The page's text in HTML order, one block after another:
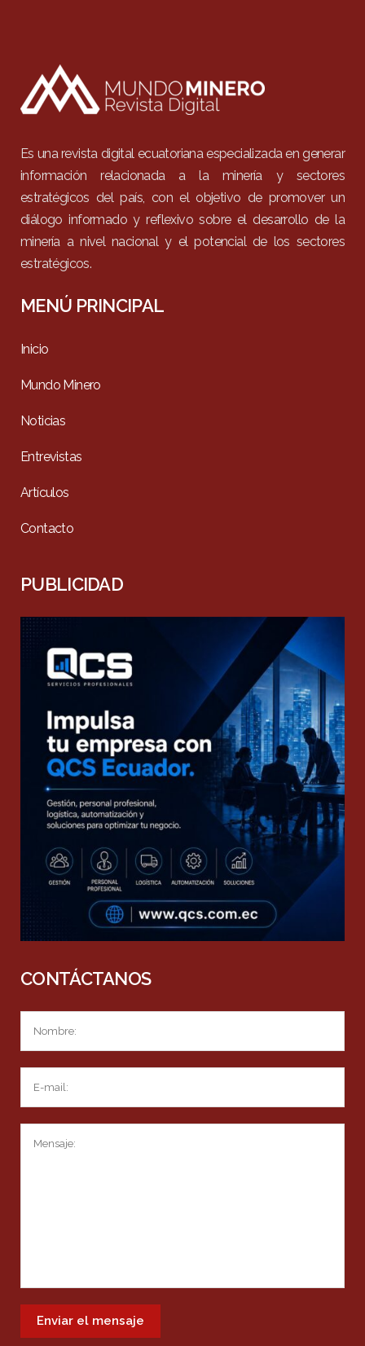
Es una revista digital ecuatoriana especializada en generar
información relacionada a la minería y sectores
estratégicos del país, con el objetivo de promover un
diálogo informado y reflexivo sobre el desarrollo de la
minería a nivel nacional y el potencial de los sectores
estratégicos.
MENÚ PRINCIPAL
Inicio
Mundo Minero
Noticias
Entrevistas
Artículos
Contacto
PUBLICIDAD
CONTÁCTANOS